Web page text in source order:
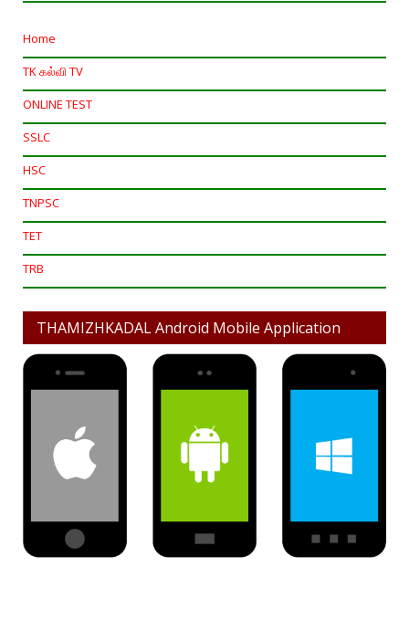
Home
TK கல்வி TV
ONLINE TEST
SSLC
HSC
TNPSC
TET
TRB
THAMIZHKADAL Android Mobile Application